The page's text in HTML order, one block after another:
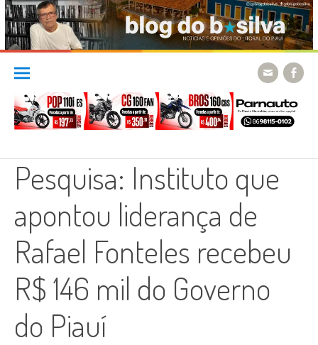
Skip
content
Pesquisa: Instituto que
apontou liderança de
Rafael Fonteles recebeu
R$ 146 mil do Governo
do Piauí